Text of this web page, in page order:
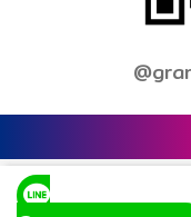
Grandworld